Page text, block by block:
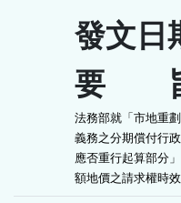
發文日
要 旨
法務部就「市地重
義務之分期償付行
應否重行起算部分
額地價之請求權時